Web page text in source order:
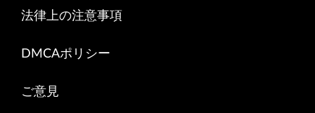
法律上の注意事項
DMCAポリシー
ご意見